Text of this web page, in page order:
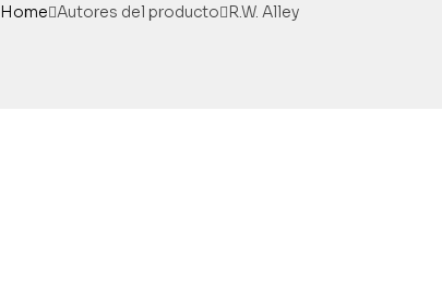
Home Autores del producto R.W. Alley